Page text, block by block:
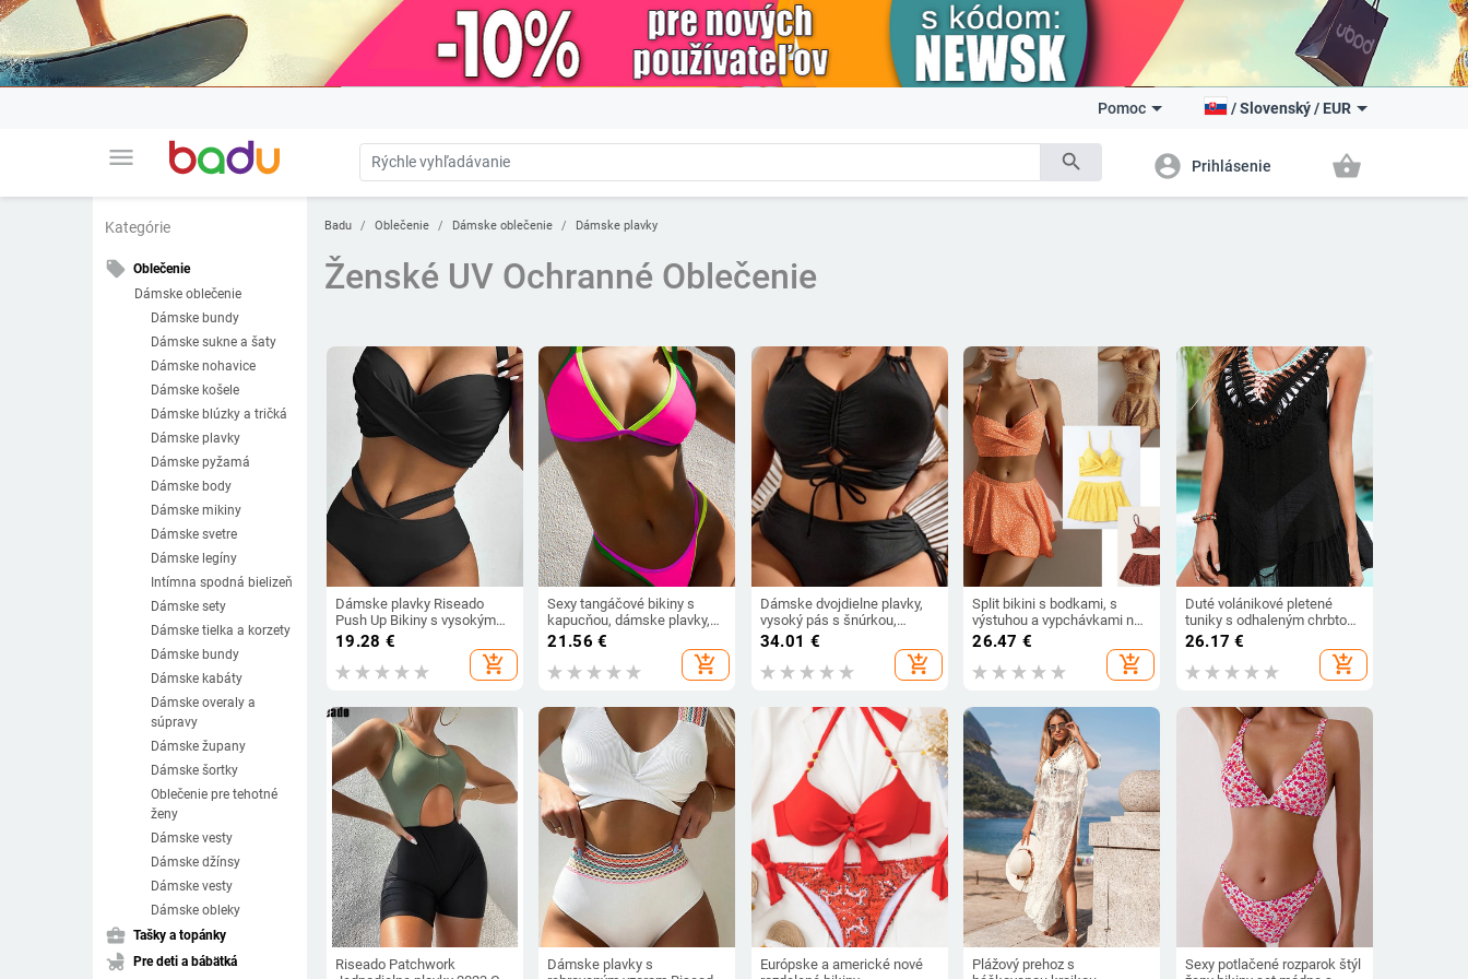
menu search
Pomoc /Slovenský/ EUR
account_circle Prihlásenie shopping_basket
Kategórie
local_offer Oblečenie
Dámske oblečenie
Dámske bundy
Dámske sukne a šaty
Dámske nohavice
Dámske košele
Dámske blúzky a tričká
Dámske plavky
Dámske pyžamá
Dámske body
Dámske mikiny
Dámske svetre
Dámske legíny
Intímna spodná bielizeň
Dámske sety
Dámske tielka a korzety
Dámske bundy
Dámske kabáty
Dámske overaly a
súpravy
Dámske župany
Dámske šortky
Oblečenie pre tehotné
ženy
Dámske vesty
Dámske džínsy
Dámske vesty
Dámske obleky
business_center Tašky a topánky
child_friendly Pre deti a bábätká
Badu Oblečenie Dámske oblečenie Dámske plavky
Ženské UV Ochranné Oblečenie
Dámske plavky Riseado
Push Up Bikiny s vysokým
pásom, krútené, 2023, nové
ramienok, jednofarebné
19.28 €
add_shopping_cart
Sexy tangáčové bikiny s
kapucňou, dámske plavky,
dvojdielny set, vysoké
nohavice, plavky, nové z roku
2024
21.56 €
add_shopping_cart
Dámske dvojdielne plavky,
vysoký pás s šnúrkou,
vyztužený vršok, bez kovovej
výstuže, elastický polyester-
spandex materiál
34.01 €
add_shopping_cart
Split bikini s bodkami, s
výstuhou a vypchávkami na
prsia, trojdielny set;
polyester 82% / elastan 18%;
podšívka 95% polyester, 5%
26.47 €
add_shopping_cart
Duté volánikové pletené
tuniky s odhaleným chrbtom,
háčkované, plážové,
zakrývajúce, plážové šaty,
plážové oblečenie, plážové
oblečenie pre ženy V4063
26.17 €
add_shopping_cart
Riseado Patchwork
Dámske plavky s
Európske a americké nové
Plážový prehoz s
Sexy potlačené rozparok štýl